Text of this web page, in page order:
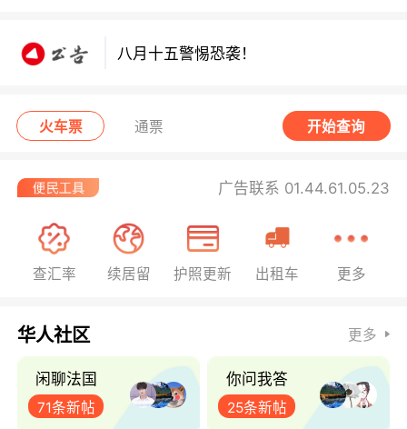
八月十五警惕恐袭！
火车票 通票 开始查询
广告联系 01.44.61.05.23
查汇率 续居留 护照更新 出租车 更多
华人社区 更多
闲聊法国
71条新帖
你问我答
25条新帖